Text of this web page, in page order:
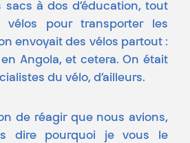
sacs à dos d’éducation, tout
vélos pour transporter les
envoyait des vélos partout :
Angola, et cetera. On était
du vélo, d’ailleurs.
de réagir que nous avions,
dire pourquoi je vous le